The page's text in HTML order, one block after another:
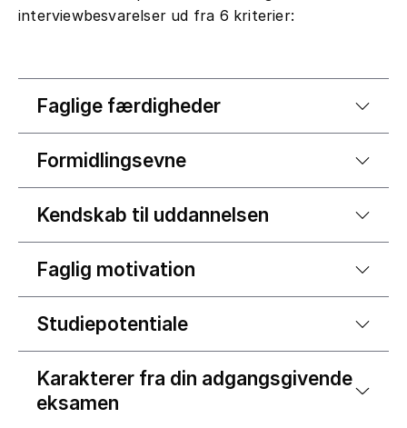
interviewbesvarelser ud fra 6 kriterier:
Faglige færdigheder
Formidlingsevne
Kendskab til uddannelsen
Faglig motivation
Studiepotentiale
Karakterer fra din adgangsgivende
eksamen